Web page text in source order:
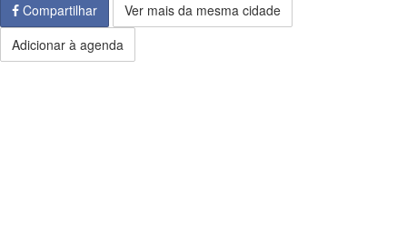
Compartilhar
Ver mais da mesma cidade
Adicionar à agenda